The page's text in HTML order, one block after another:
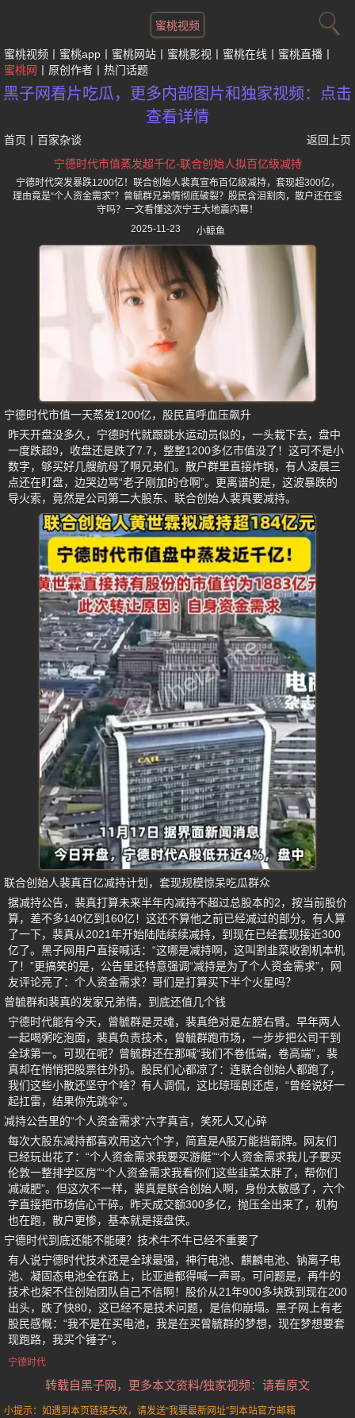
蜜桃视频
蜜桃视频 蜜桃app 蜜桃网站 蜜桃影视 蜜桃在线
蜜桃直播
蜜桃网
原创作者 热门话题
黑子网看片吃瓜，更多内部图片和独家视频：点击
查看详情
首页 百家杂谈
返回上页
宁德时代市值蒸发超千亿-联合创始人拟百亿级减持
宁德时代突发暴跌1200亿！联合创始人裴真宣布百亿级减持，套现超300亿，
理由竟是“个人资金需求”？曾毓群兄弟情彻底破裂？股民含泪割肉，散户还在坚
守吗？一文看懂这次宁王大地震内幕！
2025-11-23
小鲸鱼
宁德时代市值一天蒸发1200亿，股民直呼血压飙升
昨天开盘没多久，宁德时代就跟跳水运动员似的，一头栽下去，盘中
一度跌超9，收盘还是跌了7.7，整整1200多亿市值没了！这可不是小
数字，够买好几艘航母了啊兄弟们。散户群里直接炸锅，有人凌晨三
点还在盯盘，边哭边骂“老子刚加的仓啊”。更离谱的是，这波暴跌的
导火索，竟然是公司第二大股东、联合创始人裴真要减持。
联合创始人裴真百亿减持计划，套现规模惊呆吃瓜群众
据减持公告，裴真打算未来半年内减持不超过总股本的2，按当前股价
算，差不多140亿到160亿！这还不算他之前已经减过的部分。有人算
了一下，裴真从2021年开始陆陆续续减持，到现在已经套现接近300
亿了。黑子网用户直接喊话：“这哪是减持啊，这叫割韭菜收割机本机
了！”更搞笑的是，公告里还特意强调“减持是为了个人资金需求”，网
友评论亮了：个人资金需求？哥们是打算买下半个火星吗？
曾毓群和裴真的发家兄弟情，到底还值几个钱
宁德时代能有今天，曾毓群是灵魂，裴真绝对是左膀右臂。早年两人
一起喝粥吃泡面，裴真负责技术，曾毓群跑市场，一步步把公司干到
全球第一。可现在呢？曾毓群还在那喊“我们不卷低端，卷高端”，裴
真却在悄悄把股票往外扔。股民们心都凉了：连联合创始人都跑了，
我们这些小散还坚守个啥？有人调侃，这比琼瑶剧还虐，“曾经说好一
起扛雷，结果你先跳伞”。
减持公告里的“个人资金需求”六字真言，笑死人又心碎
每次大股东减持都喜欢用这六个字，简直是A股万能挡箭牌。网友们
已经玩出花了：“个人资金需求我要买游艇”“个人资金需求我儿子要买
伦敦一整排学区房”“个人资金需求我看你们这些韭菜太胖了，帮你们
减减肥”。但这次不一样，裴真是联合创始人啊，身份太敏感了，六个
字直接把市场信心干碎。昨天成交额300多亿，抛压全出来了，机构
也在跑，散户更惨，基本就是接盘侠。
宁德时代到底还能不能硬？技术牛不牛已经不重要了
有人说宁德时代技术还是全球最强，神行电池、麒麟电池、钠离子电
池、凝固态电池全在路上，比亚迪都得喊一声哥。可问题是，再牛的
技术也架不住创始团队自己不信啊！股价从21年900多块跌到现在200
出头，跌了快80，这已经不是技术问题，是信仰崩塌。黑子网上有老
股民感慨：“我不是在买电池，我是在买曾毓群的梦想，现在梦想要套
现跑路，我买个锤子”。
宁德时代
转载自黑子网，更多本文资料/独家视频：请看原文
小提示：如遇到本页链接失效，请发送“我要最新网址”到本站官方邮箱